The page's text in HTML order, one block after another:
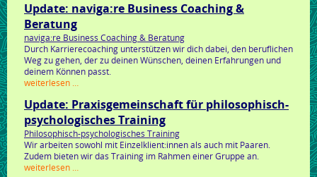
erfolgreich
Update: naviga:re Business Coaching &
Beratung
naviga:re Business Coaching & Beratung
Durch Karrierecoaching unterstützen wir dich dabei, den beruflichen
Weg zu gehen, der zu deinen Wünschen, deinen Erfahrungen und
deinem Können passt.
weiterlesen …
business
coaching
&
beratung
Update: Praxisgemeinschaft für philosophisch-
psychologisches Training
Philosophisch-psychologisches Training
Wir arbeiten sowohl mit Einzelklient:innen als auch mit Paaren.
Zudem bieten wir das Training im Rahmen einer Gruppe an.
weiterlesen …